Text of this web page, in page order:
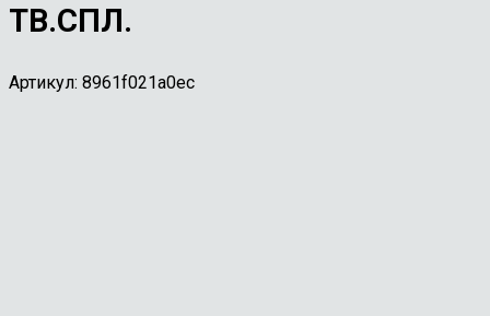
ТВ.СПЛ.
Артикул: 8961f021a0ec